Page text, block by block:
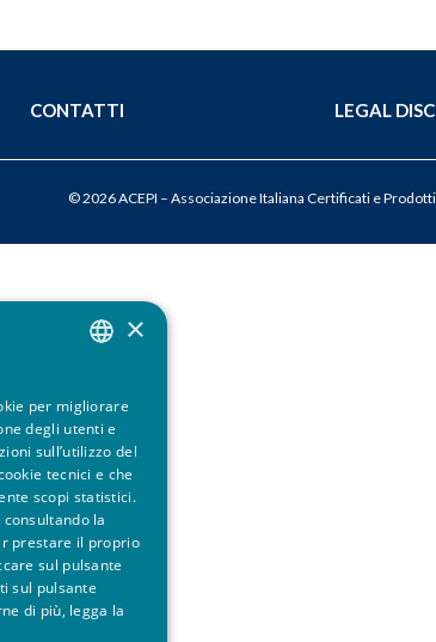
CONTATTI LEGAL
© 2026 ACEPI – Associazione Italiana Certificati e
×
per migliorare
degli utenti e
sull’utilizzo del
tecnici e che
scopi statistici.
la
prestare il proprio
sul pulsante
sul pulsante
di più, legga la